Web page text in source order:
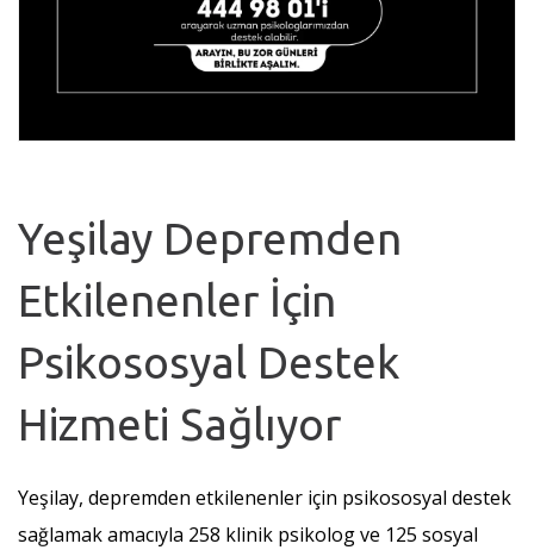
Yeşilay Depremden
Etkilenenler İçin
Psikososyal Destek
Hizmeti Sağlıyor
Yeşilay, depremden etkilenenler için psikososyal destek
sağlamak amacıyla 258 klinik psikolog ve 125 sosyal